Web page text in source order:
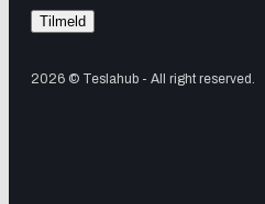
2026 © Teslahub - All right reserved.